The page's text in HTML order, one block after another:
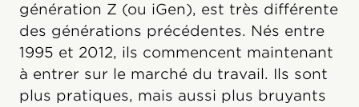
génération Z (ou iGen), est très différente
des générations précédentes. Nés entre
1995 et 2012, ils commencent maintenant
à entrer sur le marché du travail. Ils sont
plus pratiques, mais aussi plus bruyants